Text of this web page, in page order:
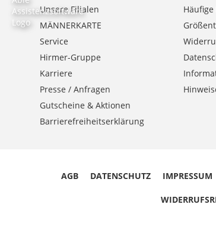
Unsere Filialen
MÄNNERKARTE
Service
Hirmer-Gruppe
Karriere
Presse / Anfragen
Gutscheine & Aktionen
Barrierefreiheitserklärung
Häufige
AGB DATENSCHUTZ IMPRESSUM